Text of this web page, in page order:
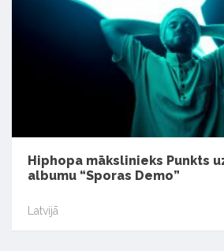
Hiphopa mākslinieks Punkts
albumu “Sporas Demo”
Latvijā